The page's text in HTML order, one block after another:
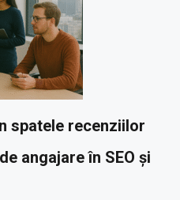
spatele recenziilor
angajare în SEO și